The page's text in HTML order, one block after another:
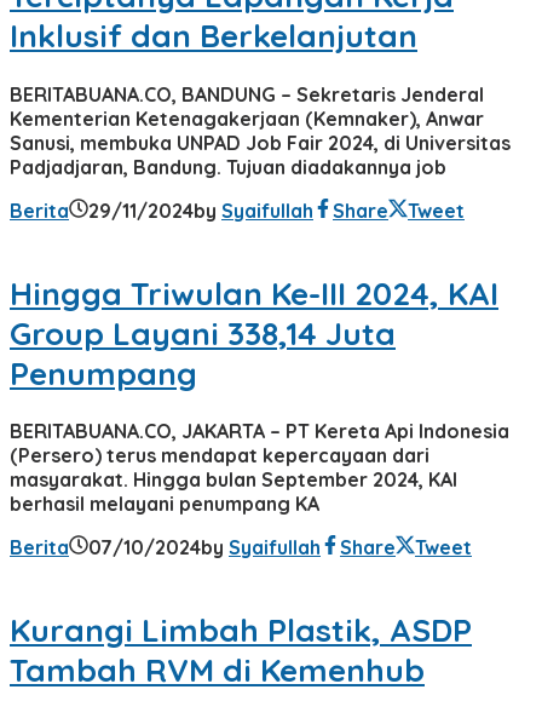
Inklusif dan Berkelanjutan
BERITABUANA.CO, BANDUNG – Sekretaris Jenderal
Kementerian Ketenagakerjaan (Kemnaker), Anwar
Sanusi, membuka UNPAD Job Fair 2024, di Universitas
Padjadjaran, Bandung. Tujuan diadakannya job
Berita
29/11/2024by Syaifullah Share Tweet
Hingga Triwulan Ke-III 2024, KAI
Group Layani 338,14 Juta
Penumpang
BERITABUANA.CO, JAKARTA – PT Kereta Api Indonesia
(Persero) terus mendapat kepercayaan dari
masyarakat. Hingga bulan September 2024, KAI
berhasil melayani penumpang KA
Berita
07/10/2024by Syaifullah Share Tweet
Kurangi Limbah Plastik, ASDP
Tambah RVM di Kemenhub